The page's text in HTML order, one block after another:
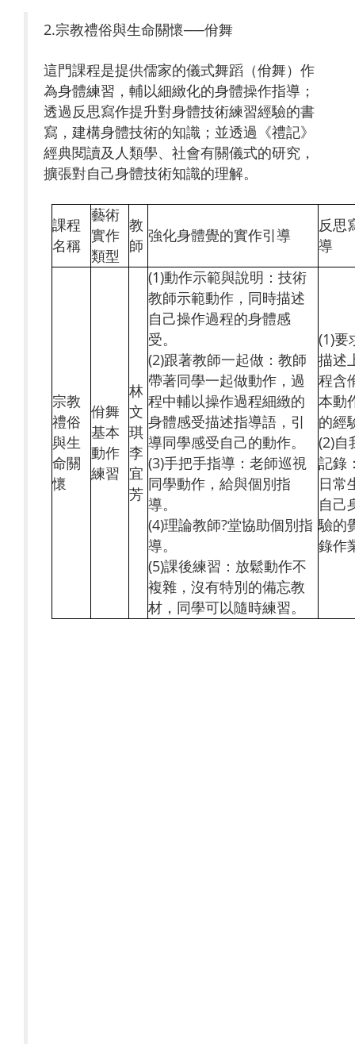
2.宗教禮俗與生命關懷──佾舞
這門課程是提供儒家的儀式舞蹈（佾舞）作
為身體練習，輔以細緻化的身體操作指導；
透過反思寫作提升對身體技術練習經驗的書
寫，建構身體技術的知識；並透過《禮記》
經典閱讀及人類學、社會有關儀式的研究，
擴張對自己身體技術知識的理解。
課程
名稱
藝術
實作
類型
教
師
強化身體覺的實作引導
反思
導
宗教
禮俗
與生
命關
懷
佾舞
基本
動作
練習
林
文
琪
李
宜
芳
(1)動作示範與說明：技術
教師示範動作，同時描述
自己操作過程的身體感
受。
(2)跟著教師一起做：教師
帶著同學一起做動作，過
程中輔以操作過程細緻的
身體感受描述指導語，引
導同學感受自己的動作。
(3)手把手指導：老師巡視
同學動作，給與個別指
導。
(4)理論教師?堂協助個別指
導。
(5)課後練習：放鬆動作不
複雜，沒有特別的備忘教
材，同學可以隨時練習。
(1)要
描述
程含
本動
的經
(2)自
記錄
日常
自己
驗的
錄作